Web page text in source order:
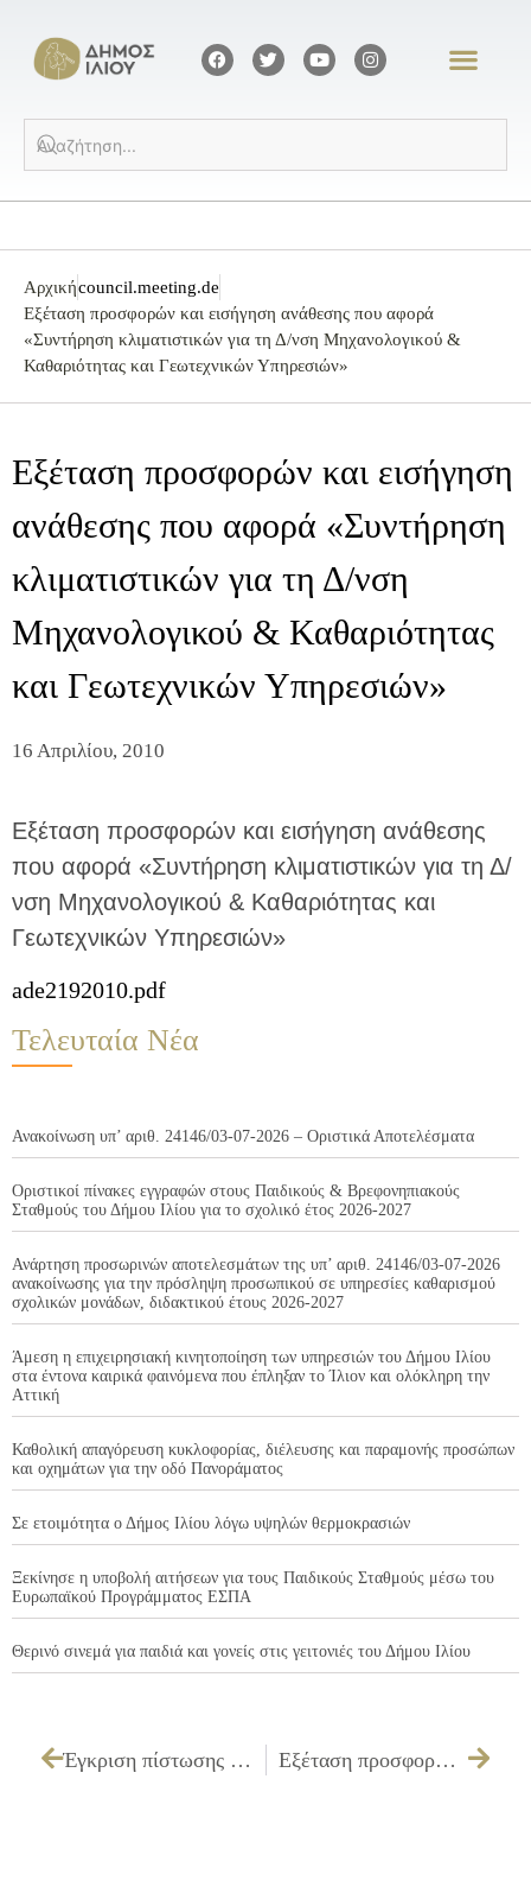
Αρχικήcouncil.meeting.de
Εξέταση προσφορών και εισήγηση ανάθεσης που αφορά
«Συντήρηση κλιματιστικών για τη Δ/νση Μηχανολογικού &
Καθαριότητας και Γεωτεχνικών Υπηρεσιών»
Εξέταση προσφορών και εισήγηση
ανάθεσης που αφορά «Συντήρηση
κλιματιστικών για τη Δ/νση
Μηχανολογικού & Καθαριότητας
και Γεωτεχνικών Υπηρεσιών»
16 Απριλίου, 2010
Εξέταση προσφορών και εισήγηση ανάθεσης
που αφορά «Συντήρηση κλιματιστικών για τη Δ/
νση Μηχανολογικού & Καθαριότητας και
Γεωτεχνικών Υπηρεσιών»
ade2192010.pdf
Τελευταία Νέα
Ανακοίνωση υπ’ αριθ. 24146/03-07-2026 – Οριστικά Αποτελέσματα
Οριστικοί πίνακες εγγραφών στους Παιδικούς & Βρεφονηπιακούς
Σταθμούς του Δήμου Ιλίου για το σχολικό έτος 2026-2027
Ανάρτηση προσωρινών αποτελεσμάτων της υπ’ αριθ. 24146/03-07-2026
ανακοίνωσης για την πρόσληψη προσωπικού σε υπηρεσίες καθαρισμού
σχολικών μονάδων, διδακτικού έτους 2026-2027
Άμεση η επιχειρησιακή κινητοποίηση των υπηρεσιών του Δήμου Ιλίου
στα έντονα καιρικά φαινόμενα που έπληξαν το Ίλιον και ολόκληρη την
Αττική
Καθολική απαγόρευση κυκλοφορίας, διέλευσης και παραμονής προσώπων
και οχημάτων για την οδό Πανοράματος
Σε ετοιμότητα ο Δήμος Ιλίου λόγω υψηλών θερμοκρασιών
Ξεκίνησε η υποβολή αιτήσεων για τους Παιδικούς Σταθμούς μέσω του
Ευρωπαϊκού Προγράμματος ΕΣΠΑ
Θερινό σινεμά για παιδιά και γονείς στις γειτονιές του Δήμου Ιλίου
Έγκριση πίστωσης και τεχνικών προδιαγραφών και καθορισμός τρόπου εκτέλεσης για την «Προμήθεια κλιματιστικών μηχανημάτων για τις ανάγκες της Διεύθυνσης Κοινωνικών Υπηρεσιών» Εξέταση προσφορών και εισήγηση ανάθεσης που αφορά «Απολύμανση κτιρίων και αύλειου χώρου στο εργοτάξιο Μπίμπιζα 1 και στο Δημοτικό Κοιμητήριο»